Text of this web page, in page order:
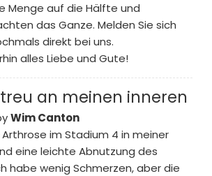
Menge auf die Hälfte und
das Ganze. Melden Sie sich
direkt bei uns.
alles Liebe und Gute!
an meinen inneren
Wim Canton
im Stadium 4 in meiner
eine leichte Abnutzung des
habe wenig Schmerzen, aber die